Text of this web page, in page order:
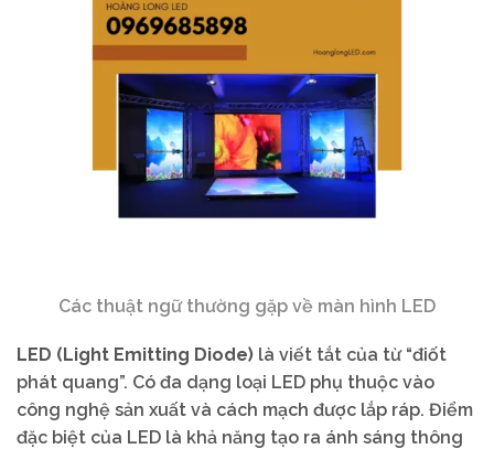
Các thuật ngữ thường gặp về màn hình LED
LED (Light Emitting Diode) là viết tắt của từ “điốt
phát quang”. Có đa dạng loại LED phụ thuộc vào
công nghệ sản xuất và cách mạch được lắp ráp. Điểm
đặc biệt của LED là khả năng tạo ra ánh sáng thông